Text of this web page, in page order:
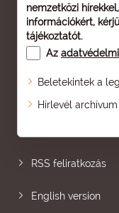
nemzetközi
információkért,
tájékoztatót.
Az
Beletekintek a
Hírlevél archívum
Oldaltérkép
RSS feliratkozás
English version